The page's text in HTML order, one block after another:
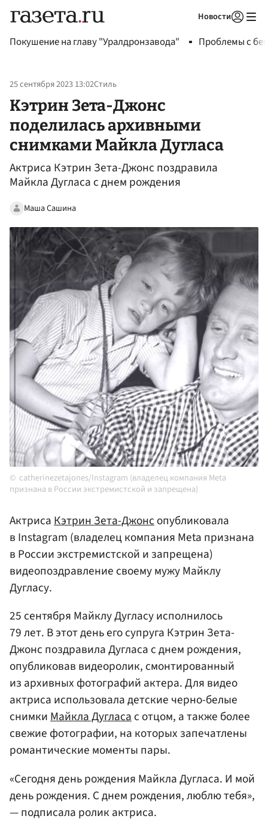
Новости
Покушение на главу "Уралдронзавода" Проблемы с
25 сентября 2023 13:02Стиль
Кэтрин Зета-Джонс
поделилась архивными
снимками Майкла Дугласа
Актриса Кэтрин Зета-Джонс поздравила
Майкла Дугласа с днем рождения
Маша Сашина
catherinezetajones/Instagram (владелец компания Meta
признана в России экстремистской и запрещена)
АктрисаКэтрин Зета-Джонсопубликовала
в Instagram (владелец компания Meta признана
в России экстремистской и запрещена)
видеопоздравление своему мужу Майклу
Дугласу.
25 сентября Майклу Дугласу исполнилось
79 лет. В этот день его супруга Кэтрин Зета-
Джонс поздравила Дугласа с днем рождения,
опубликовав видеоролик, смонтированный
из архивных фотографий актера. Для видео
актриса использовала детские черно-белые
снимкиМайкла Дугласас отцом, а также более
свежие фотографии, на которых запечатлены
романтические моменты пары.
«Сегодня день рождения Майкла Дугласа. И мой
день рождения. С днем рождения, люблю тебя»,
— подписала ролик актриса.